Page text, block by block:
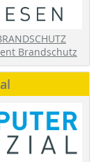
Brandschutz